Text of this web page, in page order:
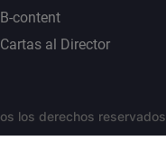
B-content
Cartas al Director
los derechos reservados